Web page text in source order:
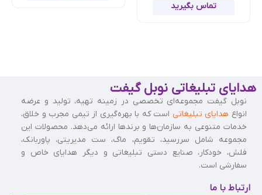
تماس بگیرید
هدایای تبلیغاتی نوبل گیفت
نوبل گیفت مجموعه‌ای تخصصی در زمینه تهیه، تولید و عرضه
انواع هدایای تبلیغاتی است که با بهره‌گیری از تیمی مجرب و خلاق،
خدمات متنوعی به سازمان‌ها و برندها ارائه می‌دهد. محصولات این
مجموعه شامل سررسید، تقویم، ماگ، ست مدیریتی، پاوربانک،
فلش، خودکار، صنایع دستی تبلیغاتی و دیگر هدایای خاص و
سفارشی است.
ارتباط با ما